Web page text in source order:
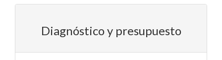
Diagnóstico y presupuesto